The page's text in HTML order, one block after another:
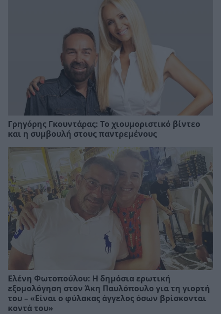
Γρηγόρης Γκουντάρας: Το χιουμοριστικό βίντεο
και η συμβουλή στους παντρεμένους
Ελένη Φωτοπούλου: Η δημόσια ερωτική
εξομολόγηση στον Άκη Παυλόπουλο για τη γιορτή
του – «Είναι ο φύλακας άγγελος όσων βρίσκονται
κοντά του»